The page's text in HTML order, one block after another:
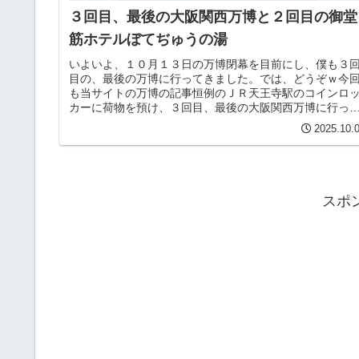
３回目、最後の大阪関西万博と２回目の御堂
筋ホテルぼてぢゅうの湯
いよいよ、１０月１３日の万博閉幕を目前にし、僕も３回
目の、最後の万博に行ってきました。では、どうぞｗ今回
も当サイトの万博の記事恒例のＪＲ天王寺駅のコインロッ
カーに荷物を預け、３回目、最後の大阪関西万博に行って
スポ